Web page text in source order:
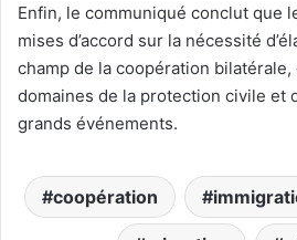
Enfin, le communiqué conclut que
mises d’accord sur la nécessité
champ de la coopération
domaines de la protection civile et
grands événements.
coopération